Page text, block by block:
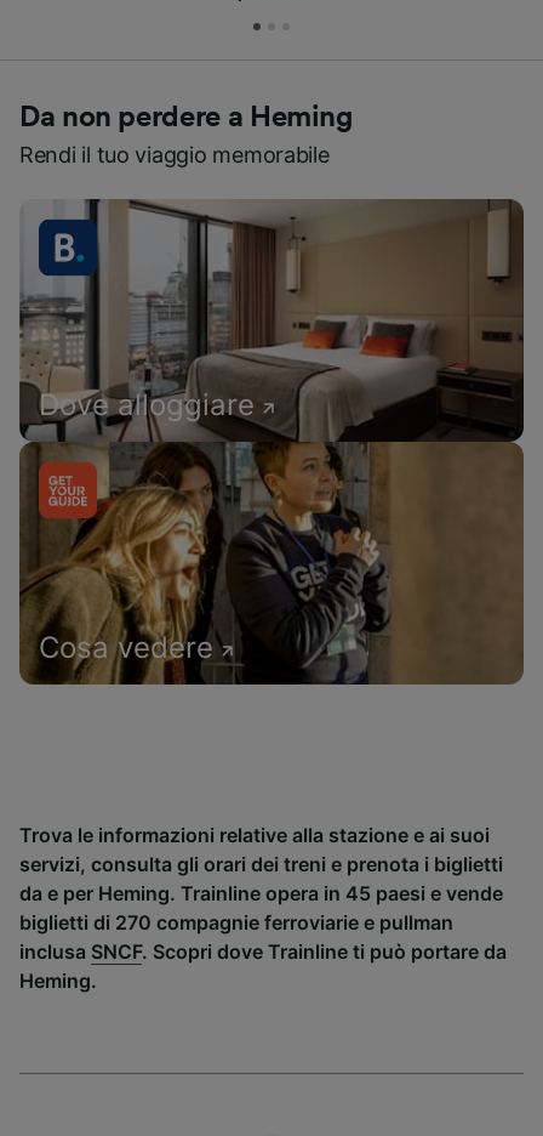
Da non perdere a Heming
Rendi il tuo viaggio memorabile
Dove alloggiare
Cosa vedere
Trova le informazioni relative alla stazione e ai suoi
servizi, consulta gli orari dei treni e prenota i biglietti
da e per Heming. Trainline opera in 45 paesi e vende
biglietti di 270 compagnie ferroviarie e pullman
inclusa SNCF. Scopri dove Trainline ti può portare da
Heming.